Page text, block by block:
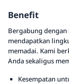
Benefit
Bergabung
mendapatkan
memadai. Kami
Anda sekaligus
Kesempatan